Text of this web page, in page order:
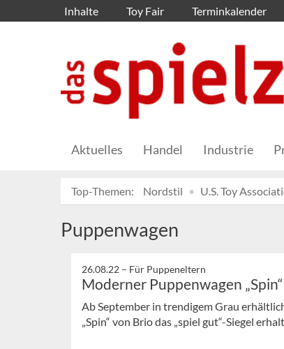
Inhalte Toy Fair Terminkalender
Aktuelles Handel Industrie
Top-Themen: Nordstil U.S. Toy
Puppenwagen
26.08.22 – Für Puppeneltern
Moderner Puppenwagen
Ab September in trendigem Grau
„Spin“ von Brio das „spiel gut“-Siegel